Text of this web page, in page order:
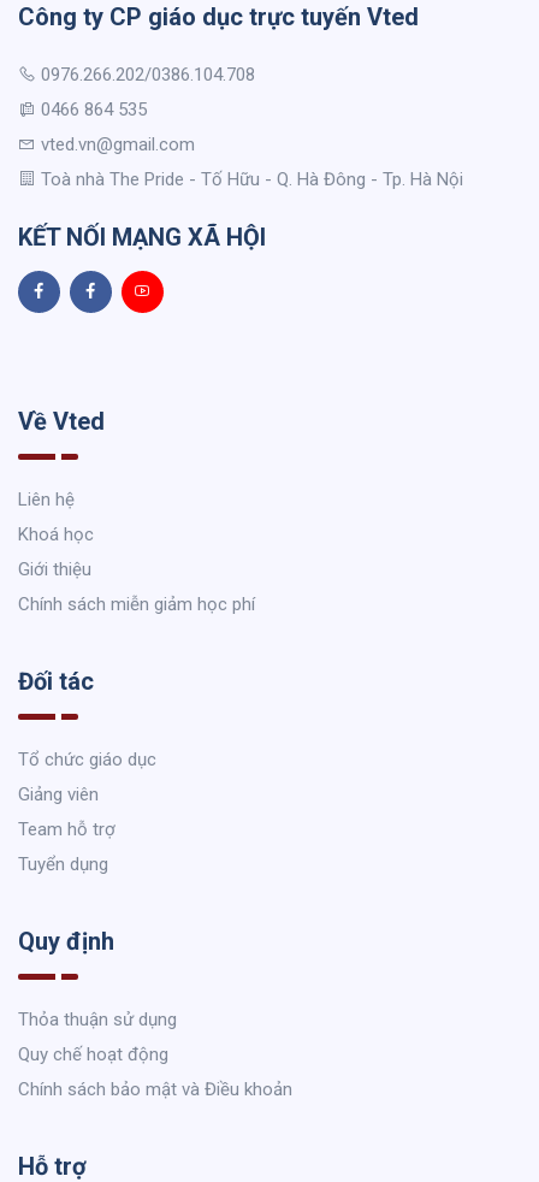
Công ty CP giáo dục trực tuyến Vted
0976.266.202/0386.104.708
0466 864 535
vted.vn@gmail.com
Toà nhà The Pride - Tố Hữu - Q. Hà Đông - Tp. Hà Nội
KẾT NỐI MẠNG XÃ HỘI
Về Vted
Liên hệ
Khoá học
Giới thiệu
Chính sách miễn giảm học phí
Đối tác
Tổ chức giáo dục
Giảng viên
Team hỗ trợ
Tuyển dụng
Quy định
Thỏa thuận sử dụng
Quy chế hoạt động
Chính sách bảo mật và Điều khoản
Hỗ trợ